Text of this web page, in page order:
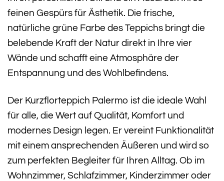
feinen Gespürs für Ästhetik. Die frische,
natürliche grüne Farbe des Teppichs bringt die
belebende Kraft der Natur direkt in Ihre vier
Wände und schafft eine Atmosphäre der
Entspannung und des Wohlbefindens.
Der Kurzflorteppich Palermo ist die ideale Wahl
für alle, die Wert auf Qualität, Komfort und
modernes Design legen. Er vereint Funktionalität
mit einem ansprechenden Äußeren und wird so
zum perfekten Begleiter für Ihren Alltag. Ob im
Wohnzimmer, Schlafzimmer, Kinderzimmer oder